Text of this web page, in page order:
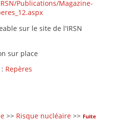
Publications/Magazine-
sur le site de l'IRSN
sur place
: Repères
>> Risque nucléaire >> Fuite